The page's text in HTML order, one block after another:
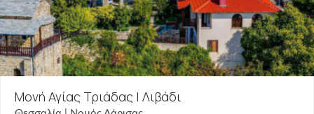
Μονή Αγίας Τριάδας | Λιβάδι